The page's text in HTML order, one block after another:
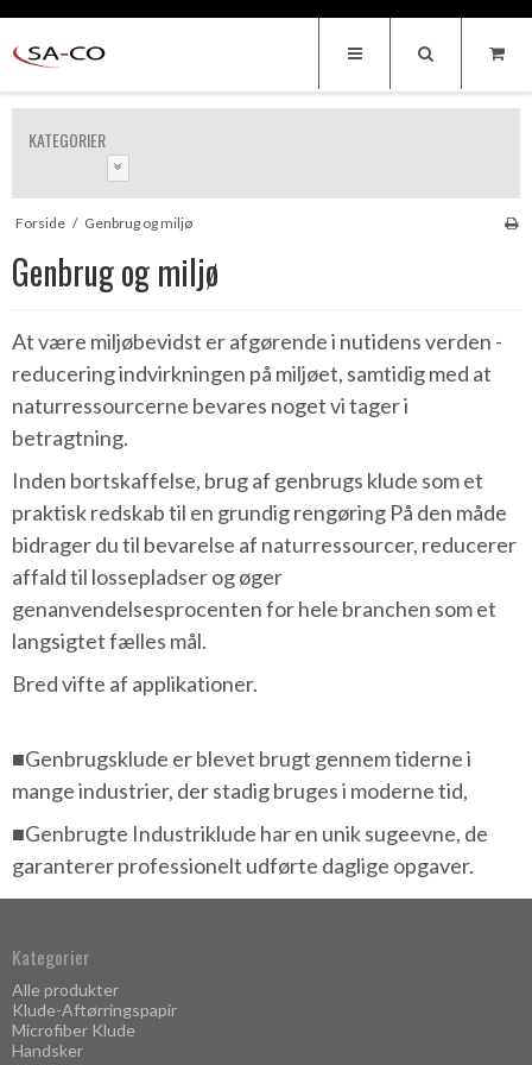
KATEGORIER
Forside / Genbrug og miljø
Genbrug og miljø
At være miljøbevidst er afgørende i nutidens verden -
reducering indvirkningen på miljøet, samtidig med at
naturressourcerne bevares noget vi tager i
betragtning.
Inden bortskaffelse, brug af genbrugs klude som et
praktisk redskab til en grundig rengøring På den måde
bidrager du til bevarelse af naturressourcer, reducerer
affald til lossepladser og øger
genanvendelsesprocenten for hele branchen som et
langsigtet fælles mål.
Bred vifte af applikationer.
■Genbrugsklude er blevet brugt gennem tiderne i
mange industrier, der stadig bruges i moderne tid,
■Genbrugte Industriklude har en unik sugeevne, de
garanterer professionelt udførte daglige opgaver.
Kategorier
Alle produkter
Klude-Aftørringspapir
Microfiber Klude
Handsker